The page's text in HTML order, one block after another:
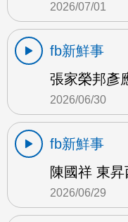
2026/07/01
fb新鮮事
張家榮邦彥
2026/06/30
fb新鮮事
陳國祥 東
2026/06/29